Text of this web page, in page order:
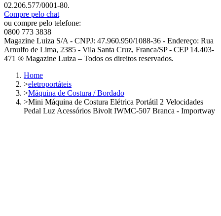
02.206.577/0001-80.
Compre pelo chat
ou compre pelo telefone:
0800 773 3838
Magazine Luiza S/A - CNPJ: 47.960.950/1088-36 - Endereço: Rua
Arnulfo de Lima, 2385 - Vila Santa Cruz, Franca/SP - CEP 14.403-
471 ® Magazine Luiza – Todos os direitos reservados.
Home
>eletroportáteis
>Máquina de Costura / Bordado
>Mini Máquina de Costura Elétrica Portátil 2 Velocidades
Pedal Luz Acessórios Bivolt IWMC-507 Branca - Importway